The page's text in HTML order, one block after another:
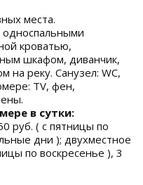
места.
кроватью,
шкафом, диванчик,
на реку. Санузел: WC,
TV, фен,
в сутки:
руб. ( с пятницы по
дни ); двухместное
по воскресенье ), 3